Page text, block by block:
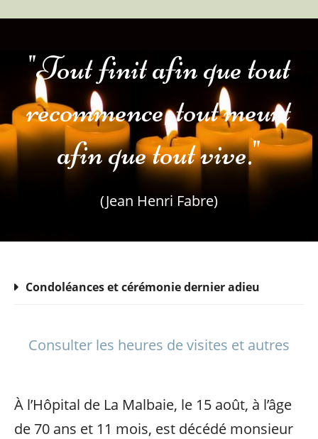
"Tout finit afin que tout
recommence, tout meurt
afin que tout vive."
(Jean Henri Fabre)
Condoléances et cérémonie dernier adieu
Consulter les heures de visites et autres
À l’Hôpital de La Malbaie, le 15 août, à l’âge
de 70 ans et 11 mois, est décédé monsieur